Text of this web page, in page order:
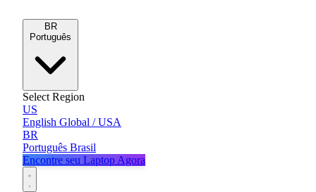
BR
Português
Select Region
US
English Global / USA
BR
Português Brasil
Encontre seu Laptop Agora